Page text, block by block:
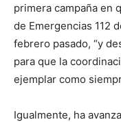
primera campaña en
de Emergencias 112
febrero pasado, “y
para que la
ejemplar como
Igualmente, ha